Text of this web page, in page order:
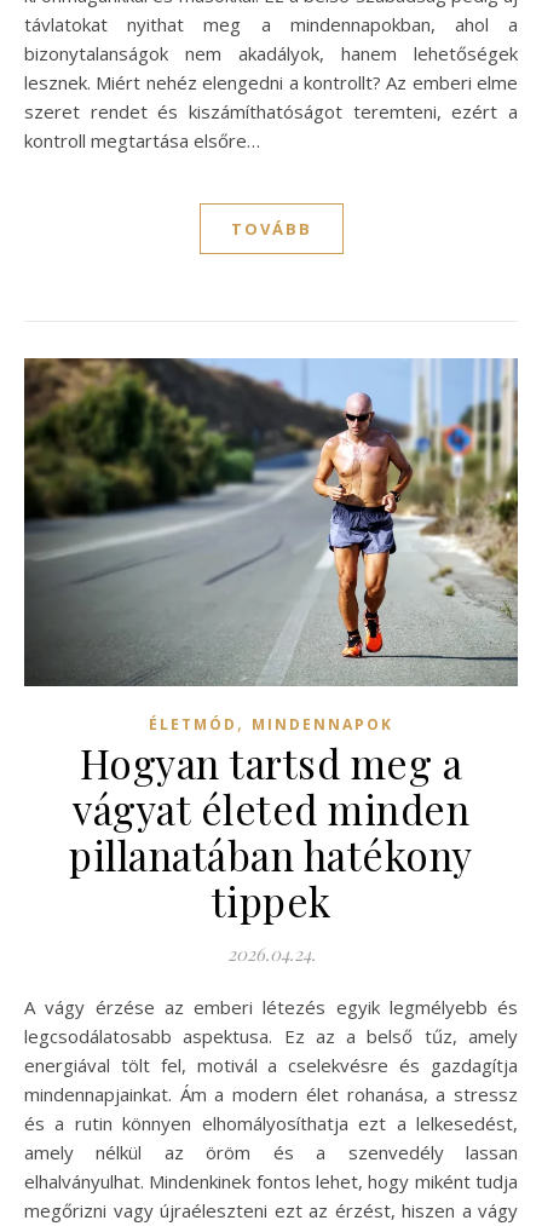
távlatokat nyithat meg a mindennapokban, ahol a
bizonytalanságok nem akadályok, hanem lehetőségek
lesznek. Miért nehéz elengedni a kontrollt? Az emberi elme
szeret rendet és kiszámíthatóságot teremteni, ezért a
kontroll megtartása elsőre…
TOVÁBB
ÉLETMÓD , MINDENNAPOK
Hogyan tartsd meg a
vágyat életed minden
pillanatában hatékony
tippek
2026.04.24.
A vágy érzése az emberi létezés egyik legmélyebb és
legcsodálatosabb aspektusa. Ez az a belső tűz, amely
energiával tölt fel, motivál a cselekvésre és gazdagítja
mindennapjainkat. Ám a modern élet rohanása, a stressz
és a rutin könnyen elhomályosíthatja ezt a lelkesedést,
amely nélkül az öröm és a szenvedély lassan
elhalványulhat. Mindenkinek fontos lehet, hogy miként tudja
megőrizni vagy újraéleszteni ezt az érzést, hiszen a vágy